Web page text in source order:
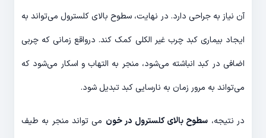
آن نیاز به جراحی دارد. در نهایت، سطوح بالای کلسترول می‌تواند به
ایجاد بیماری کبد چرب غیر الکلی کمک کند. درواقع زمانی که چربی
اضافی در کبد انباشته می‌شود، منجر به التهاب و اسکار می‌شود که
می‌تواند به مرور زمان به نارسایی کبد تبدیل شود.
در نتیجه، سطوح بالای کلسترول در خون می تواند منجر به طیف